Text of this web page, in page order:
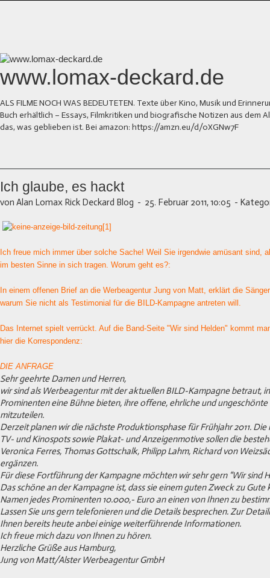
www.lomax-deckard.de
ALS FILME NOCH WAS BEDEUTETEN. Texte über Kino, Musik und
Buch erhältlich – Essays, Filmkritiken und biografische Notizen aus dem
das, was geblieben ist. Bei amazon: https://amzn.eu/d/0XGNw7F
Ich glaube, es hackt
von Alan Lomax Rick Deckard Blog - 25. Februar 2011, 10:05 -
Ich freue mich immer über solche Sache! Weil Sie irgendwie amüsant sind,
im besten Sinne in sich tragen. Worum geht es?:
In einem offenen Brief an die Werbeagentur Jung von Matt, erklärt die
warum Sie nicht als Testimonial für die BILD-Kampagne antreten will.
Das Internet spielt verrückt. Auf die Band-Seite "Wir sind Helden" kommt
hier die Korrespondenz:
DIE ANFRAGE
Sehr geehrte Damen und Herren,
wir sind als Werbeagentur mit der aktuellen BILD-Kampagne betraut,
Prominenten eine Bühne bieten, ihre offene, ehrliche und
mitzuteilen.
Derzeit planen wir die nächste Produktionsphase für Frühjahr 2011.
TV- und Kinospots sowie Plakat- und Anzeigenmotive sollen die
Veronica Ferres, Thomas Gottschalk, Philipp Lahm, Richard von
ergänzen.
Für diese Fortführung der Kampagne möchten wir sehr gern “Wir sind
Das schöne an der Kampagne ist, dass sie einem guten Zweck zu
Namen jedes Prominenten 10.000,- Euro an einen von Ihnen zu
Lassen Sie uns gern telefonieren und die Details besprechen. Zur
Ihnen bereits heute anbei einige weiterführende Informationen.
Ich freue mich dazu von Ihnen zu hören.
Herzliche Grüße aus Hamburg,
Jung von Matt/Alster Werbeagentur GmbH